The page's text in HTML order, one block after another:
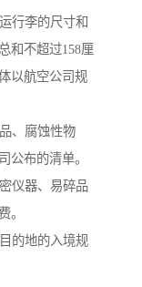
行李的尺寸和
和不超过158厘
以航空公司规
、腐蚀性物
公布的清单。
仪器、易碎品
。
的地的入境规